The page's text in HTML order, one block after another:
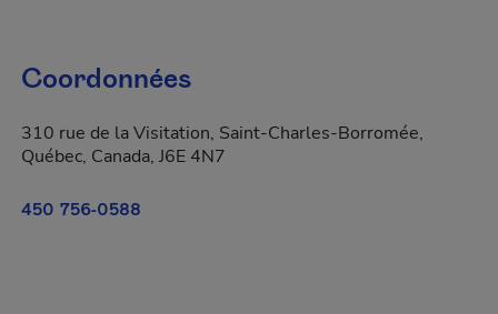
Coordonnées
310 rue de la Visitation, Saint-Charles-Borromée,
Québec, Canada, J6E 4N7
450 756-0588